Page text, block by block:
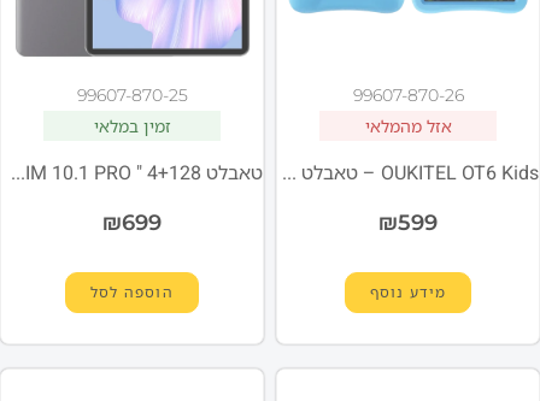
99607-870-26
אזל מהמלאי
OUKITEL OT6 Kids – טאבלט ילדים שחור סוללה ‎8000mAh
₪599
מידע נוסף
99607-870-25
זמין במלאי
טאבלט 4+128 " OUKITEL OT6 SIM 10.1 PRO אפור סוללה 8000mAh
₪699
הוספה לסל